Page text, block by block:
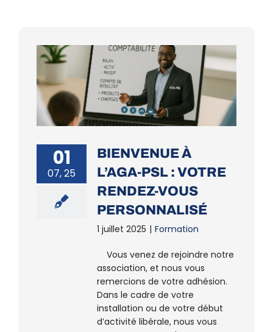
01
07, 25
BIENVENUE À
L’AGA-PSL : VOTRE
RENDEZ-VOUS
PERSONNALISÉ
1 juillet 2025 | Formation
Vous venez de rejoindre notre
association, et nous vous
remercions de votre adhésion.
Dans le cadre de votre
installation ou de votre début
d’activité libérale, nous vous